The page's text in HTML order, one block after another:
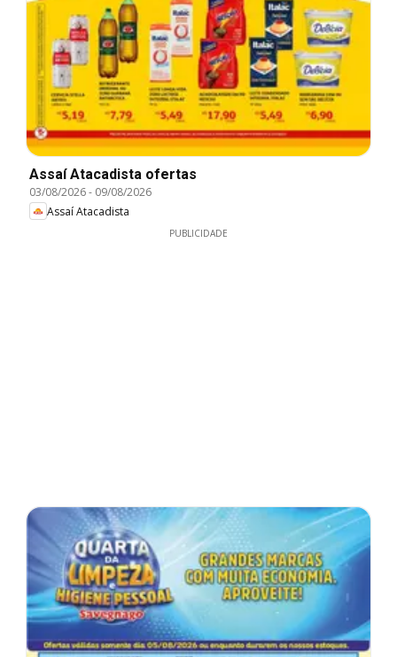
Assaí Atacadista ofertas
03/08/2026- 09/08/2026
Assaí Atacadista
PUBLICIDADE